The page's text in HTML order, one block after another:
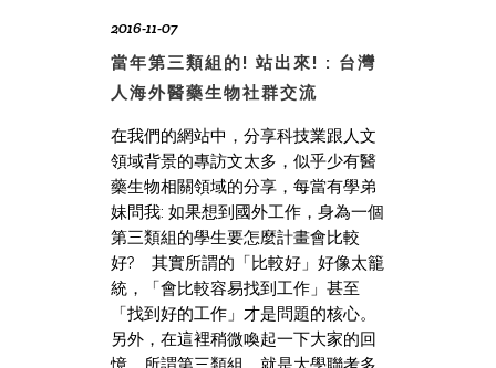
2016-11-07
當年第三類組的! 站出來! : 台灣
人海外醫藥生物社群交流
在我們的網站中，分享科技業跟人文
領域背景的專訪文太多，似乎少有醫
藥生物相關領域的分享，每當有學弟
妹問我: 如果想到國外工作，身為一個
第三類組的學生要怎麼計畫會比較
好? 其實所謂的「比較好」好像太籠
統，「會比較容易找到工作」甚至
「找到好的工作」才是問題的核心。
另外，在這裡稍微喚起一下大家的回